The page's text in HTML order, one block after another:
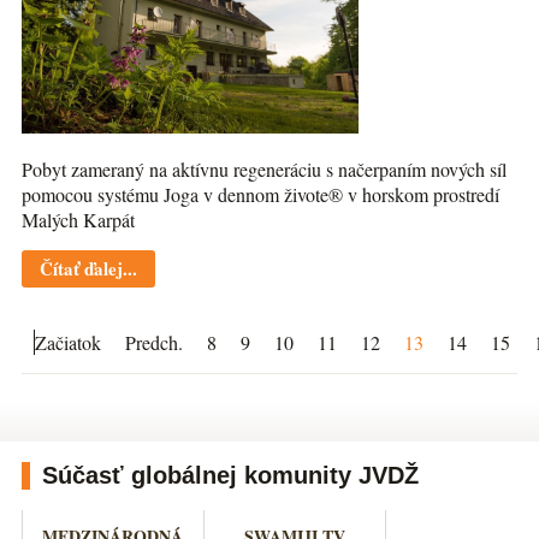
Pobyt zameraný na aktívnu regeneráciu s načerpaním nových síl
pomocou systému Joga v dennom živote® v horskom prostredí
Malých Karpát
Čítať ďalej...
Začiatok Predch. 8 9 10 11 12 13 14 15
Súčasť globálnej komunity JVDŽ